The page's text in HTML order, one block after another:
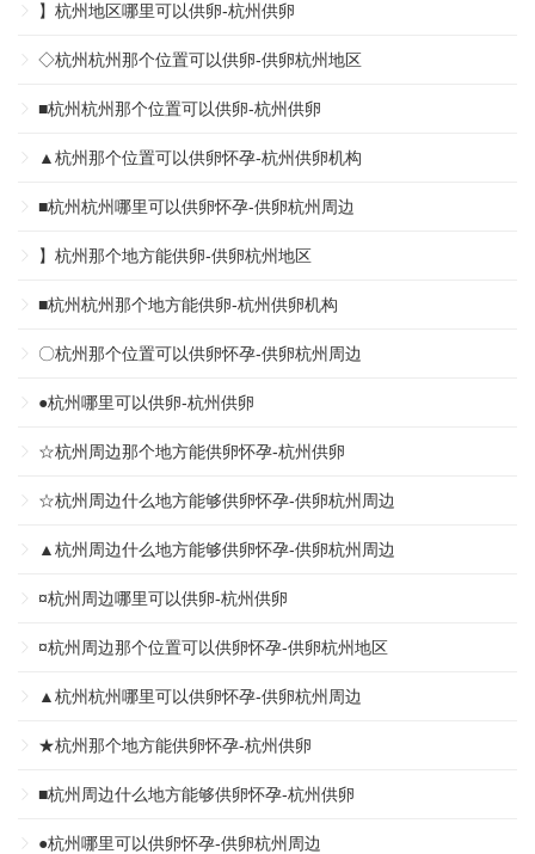
】杭州地区哪里可以供卵-杭州供卵
◇杭州杭州那个位置可以供卵-供卵杭州地区
■杭州杭州那个位置可以供卵-杭州供卵
▲杭州那个位置可以供卵怀孕-杭州供卵机构
■杭州杭州哪里可以供卵怀孕-供卵杭州周边
】杭州那个地方能供卵-供卵杭州地区
■杭州杭州那个地方能供卵-杭州供卵机构
〇杭州那个位置可以供卵怀孕-供卵杭州周边
●杭州哪里可以供卵-杭州供卵
☆杭州周边那个地方能供卵怀孕-杭州供卵
☆杭州周边什么地方能够供卵怀孕-供卵杭州周边
▲杭州周边什么地方能够供卵怀孕-供卵杭州周边
¤杭州周边哪里可以供卵-杭州供卵
¤杭州周边那个位置可以供卵怀孕-供卵杭州地区
▲杭州杭州哪里可以供卵怀孕-供卵杭州周边
★杭州那个地方能供卵怀孕-杭州供卵
■杭州周边什么地方能够供卵怀孕-杭州供卵
●杭州哪里可以供卵怀孕-供卵杭州周边